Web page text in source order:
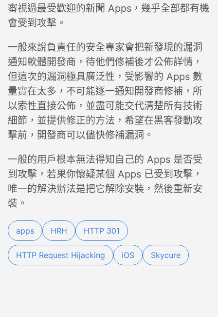
審視過最受歡迎的新聞 Apps，幾乎全部都有機
會受到攻擊。
一般來說負責任的安全專家會把新發現的漏洞
通知軟體開發商，待他們修補後才公佈詳情，
但這次的漏洞極具廣泛性，受影響的 Apps 數
量實在太多，不可能逐一通知開發商修補，所
以索性直接公佈，並盡可能交代清楚所有技術
細節，並提供修正的方法，希望在黑客發動攻
擊前，開發商可以儘快修補漏洞。
一般的用戶根本無法得知自己的 Apps 是否受
到攻擊，若果你懷疑某個 Apps 已受到攻擊，
唯一的解決辦法是把它解除安裝，然後重新安
裝。
apps HRH HTTP 301
HTTP Request Hijacking iOS Skycure